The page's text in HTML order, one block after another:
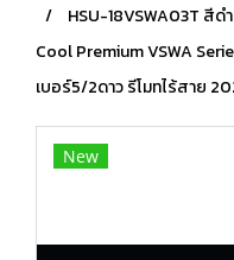
HSU-18VSWA03T สีด
Cool Premium VSWA
เบอร์5/2ดาว รีโมทไร้สาย
New